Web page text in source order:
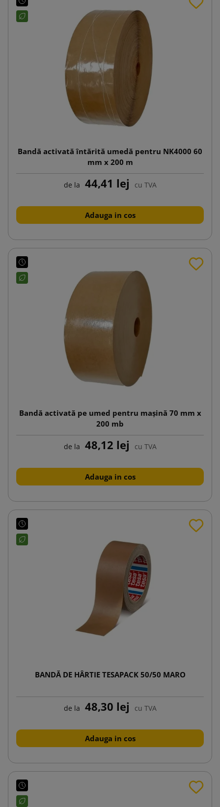
Bandă activată întărită umedă pentru NK4000 60
mm x 200 m
de la 44,41 lej cu TVA
Adauga in cos
Bandă activată pe umed pentru mașină 70 mm x
200 mb
de la 48,12 lej cu TVA
Adauga in cos
BANDĂ DE HÂRTIE TESAPACK 50/50 MARO
de la 48,30 lej cu TVA
Adauga in cos